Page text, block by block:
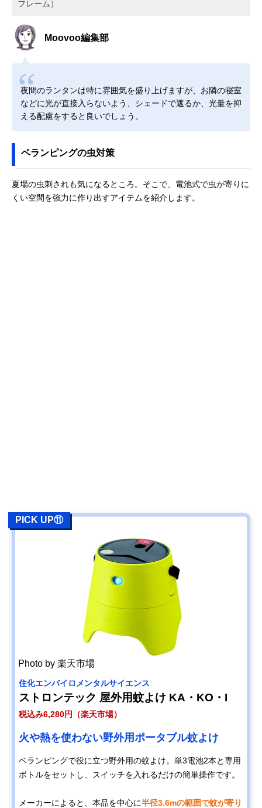
フレーム）
Moovoo編集部
夜間のランタンは特に雰囲気を盛り上げますが、お隣の寝室
などに光が直接入らないよう、シェードで遮るか、光量を抑
える配慮をすると良いでしょう。
ベランピングの虫対策
夏場の虫刺されも気になるところ。そこで、電池式で虫が寄りに
くい空間を強力に作り出すアイテムを紹介します。
PICK UP⑪
Photo by 楽天市場
住化エンバイロメンタルサイエンス
ストロンテック 屋外用蚊よけ KA・KO・I
税込み6,280円（楽天市場）
火や熱を使わない野外用ポータブル蚊よけ
ベランピングで役に立つ野外用の蚊よけ。単3電池2本と専用
ボトルをセットし、スイッチを入れるだけの簡単操作です。
メーカーによると、本品を中心に半径3.6mの範囲で蚊が寄り